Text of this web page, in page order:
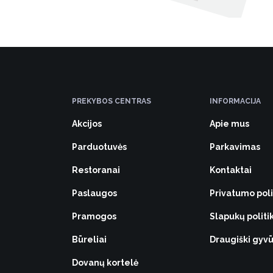
PREKYBOS CENTRAS
Akcijos
Parduotuvės
Restoranai
Paslaugos
Pramogos
Būreliai
Dovanų kortelė
INFORMACIJA
Apie mus
Parkavimas
Kontaktai
Privatumo
Slapukų
Draugiški